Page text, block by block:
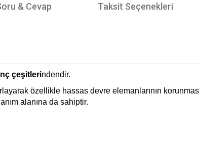
& Cevap Taksit Seçenekleri
çeşitlerindendir.
özellikle hassas devre elemanlarının
alanına da sahiptir.